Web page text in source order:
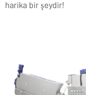
harika bir şeydir!